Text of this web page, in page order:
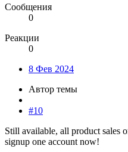
Сообщения
0
Реакции
0
8 Фев 2024
Автор темы
#10
Still available, all product sales
signup one account now!